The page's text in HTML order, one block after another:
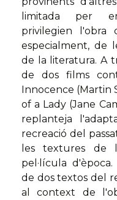
limitada per
privilegien l'obra
especialment, de
de la literatura. A
de dos films
Innocence (Martin
of a Lady (Jane
replanteja
recreació del
les textures de
pel·lícula
de dos textos del
al context de